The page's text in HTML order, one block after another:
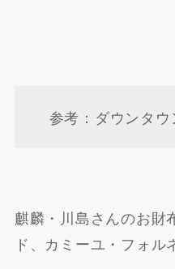
参考：ダウンタ
麒麟・川島さんのお財
ド、カミーユ・フォル